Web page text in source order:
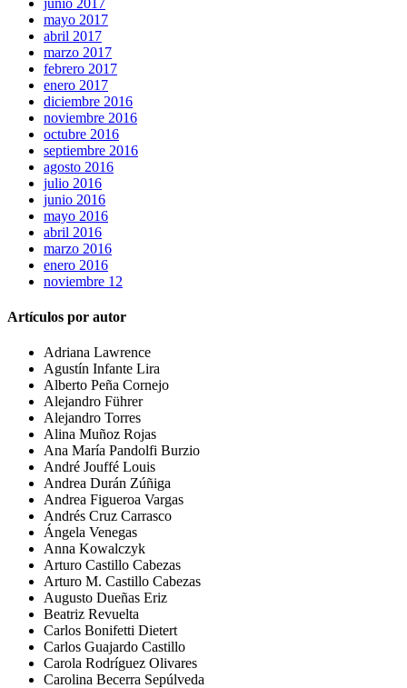
mayo 2017
abril 2017
marzo 2017
febrero 2017
enero 2017
diciembre 2016
noviembre 2016
octubre 2016
septiembre 2016
agosto 2016
julio 2016
junio 2016
mayo 2016
abril 2016
marzo 2016
enero 2016
noviembre 12
Artículos por autor
Adriana Lawrence
Agustín Infante Lira
Alberto Peña Cornejo
Alejandro Führer
Alejandro Torres
Alina Muñoz Rojas
Ana María Pandolfi Burzio
André Jouffé Louis
Andrea Durán Zúñiga
Andrea Figueroa Vargas
Andrés Cruz Carrasco
Ángela Venegas
Anna Kowalczyk
Arturo Castillo Cabezas
Arturo M. Castillo Cabezas
Augusto Dueñas Eriz
Beatriz Revuelta
Carlos Bonifetti Dietert
Carlos Guajardo Castillo
Carola Rodríguez Olivares
Carolina Becerra Sepúlveda